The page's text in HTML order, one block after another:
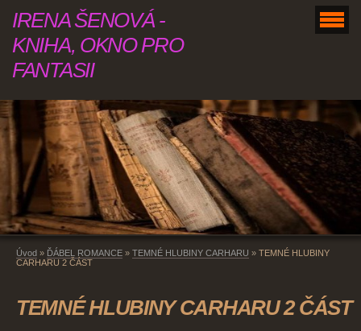
IRENA ŠENOVÁ -
KNIHA, OKNO PRO
FANTASII
Úvod » ĎÁBEL ROMANCE » TEMNÉ HLUBINY CARHARU » TEMNÉ HLUBINY
CARHARU 2 ČÁST
TEMNÉ HLUBINY CARHARU 2 ČÁST